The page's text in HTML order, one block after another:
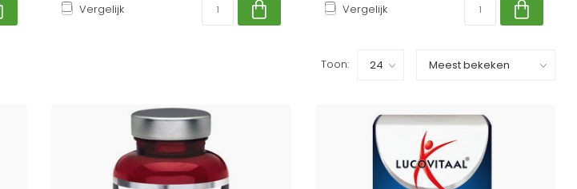
Vergelijk Vergelijk
Toon: